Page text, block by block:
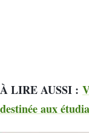
À LIRE AUSSI :
destinée aux